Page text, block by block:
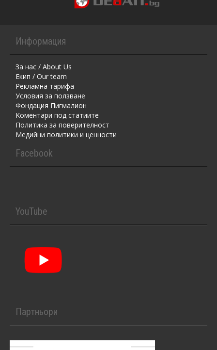
Информация
За нас / About Us
Екип / Our team
Рекламна тарифа
Условия за ползване
Фондация Пигмалион
Kоментaри под статиите
Политика за поверителност
Медийни политики и ценности
Facebook
YouTube
Партньори